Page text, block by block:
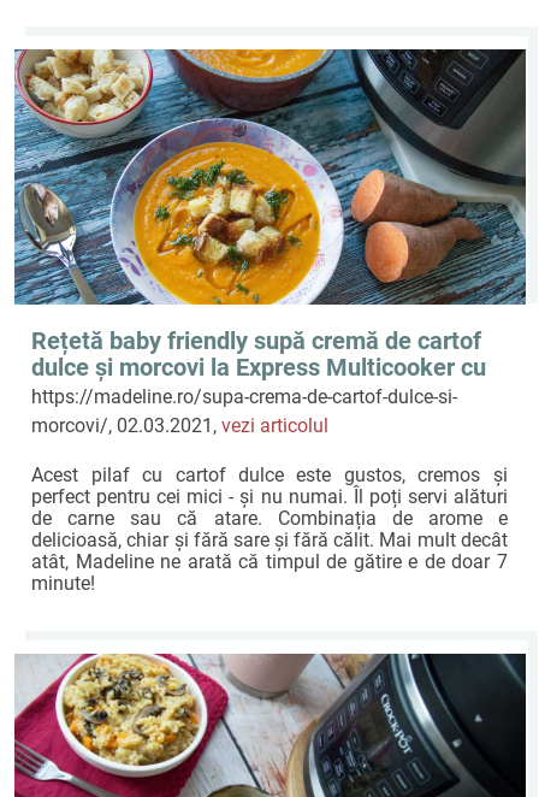
Rețetă baby friendly supă cremă de cartof
dulce și morcovi la Express Multicooker cu
gătire sub presiune Crock-Pot by
Madeline.ro
https://madeline.ro/supa-crema-de-cartof-dulce-si-
morcovi/, 02.03.2021,vezi articolul
Acest pilaf cu cartof dulce este gustos, cremos și
perfect pentru cei mici - și nu numai. Îl poți servi alături
de carne sau că atare. Combinația de arome e
delicioasă, chiar și fără sare și fără călit. Mai mult decât
atât, Madeline ne arată că timpul de gătire e de doar 7
minute!